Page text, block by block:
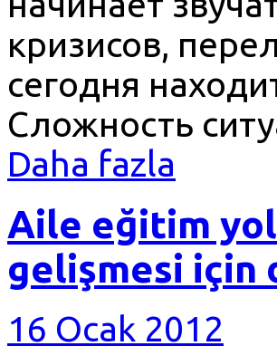
кризисов,
сегодня
Сложность
Daha fazla
Aile eğitim
gelişmesi için
16 Ocak 2012